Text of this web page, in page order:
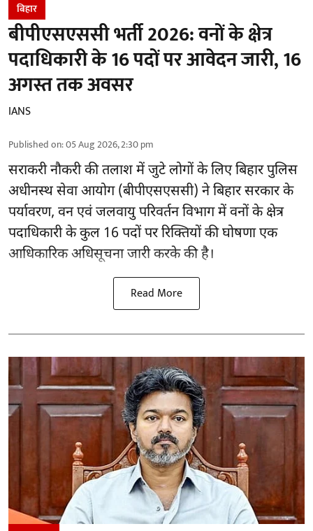
बिहार
बीपीएसएससी भर्ती 2026: वनों के क्षेत्र
पदाधिकारी के 16 पदों पर आवेदन जारी, 16
अगस्त तक अवसर
IANS
Published on:05 Aug 2026, 2:30 pm
सराकरी नौकरी की तलाश में जुटे लोगों के लिए बिहार पुलिस
अधीनस्थ सेवा आयोग (बीपीएसएससी) ने बिहार सरकार के
पर्यावरण, वन एवं जलवायु परिवर्तन विभाग में वनों के क्षेत्र
पदाधिकारी के कुल 16 पदों पर रिक्तियों की घोषणाएक
आधिकारिक अधिसूचना जारी करके की है।
Read More